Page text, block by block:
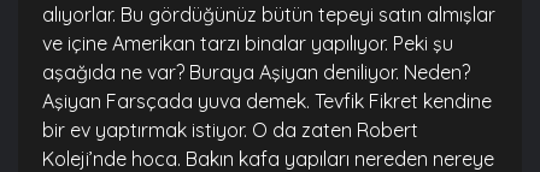
alıyorlar. Bu gördüğünüz bütün tepeyi satın almışlar
ve içine Amerikan tarzı binalar yapılıyor. Peki şu
aşağıda ne var? Buraya Aşiyan deniliyor. Neden?
Aşiyan Farsçada yuva demek. Tevfik Fikret kendine
bir ev yaptırmak istiyor. O da zaten Robert
Koleji’nde hoca. Bakın kafa yapıları nereden nereye